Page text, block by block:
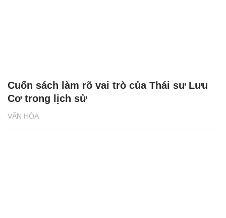
VĂN HÓA
Cuốn sách làm rõ vai trò của Thái sư Lưu
Cơ trong lịch sử